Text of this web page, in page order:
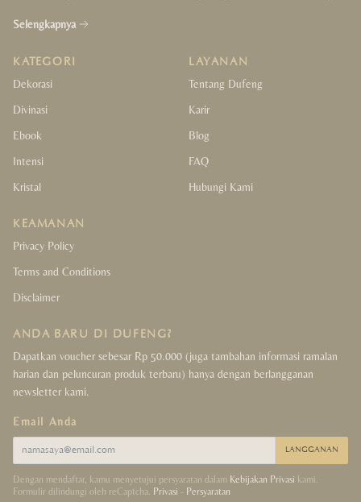
Selengkapnya
KATEGORI
Dekorasi
Divinasi
Ebook
Intensi
Kristal
LAYANAN
Tentang Dufeng
Karir
Blog
FAQ
Hubungi Kami
KEAMANAN
Privacy Policy
Terms and Conditions
Disclaimer
ANDA BARU DI DUFENG?
Dapatkan voucher sebesar Rp 50.000 (juga tambahan informasi ramalan
harian dan peluncuran produk terbaru) hanya dengan berlangganan
newsletter kami.
Email Anda
LANGGANAN
Dengan mendaftar, kamu menyetujui persyaratan dalam Kebijakan Privasi kami.
Formulir dilindungi oleh reCaptcha. Privasi - Persyaratan